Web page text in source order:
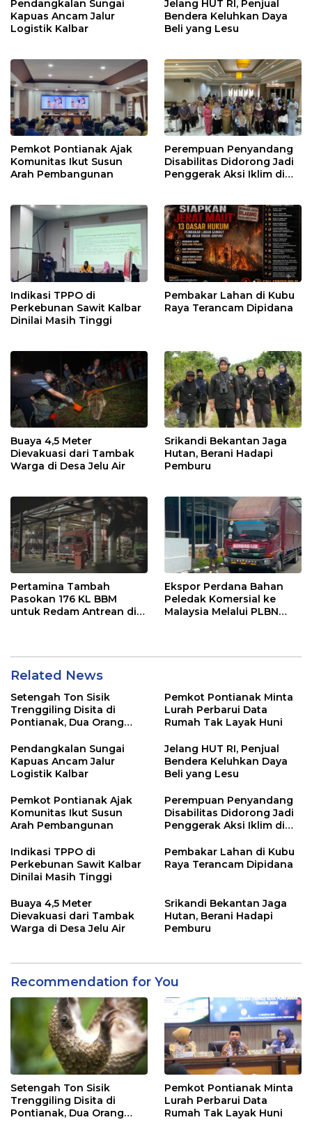
Pendangkalan Sungai
Kapuas Ancam Jalur
Logistik Kalbar
Jelang HUT RI, Penjual
Bendera Keluhkan Daya
Beli yang Lesu
Pemkot Pontianak Ajak
Komunitas Ikut Susun
Arah Pembangunan
Perempuan Penyandang
Disabilitas Didorong Jadi
Penggerak Aksi Iklim di
Indikasi TPPO di
Perkebunan Sawit Kalbar
Dinilai Masih Tinggi
Pembakar Lahan di Kubu
Raya Terancam Dipidana
Buaya 4,5 Meter
Dievakuasi dari Tambak
Warga di Desa Jelu Air
Srikandi Bekantan Jaga
Hutan, Berani Hadapi
Pemburu
Pertamina Tambah
Pasokan 176 KL BBM
untuk Redam Antrean di
Ekspor Perdana Bahan
Peledak Komersial ke
Malaysia Melalui PLBN
Related News
Setengah Ton Sisik
Trenggiling Disita di
Pontianak, Dua Orang
Pemkot Pontianak Minta
Lurah Perbarui Data
Rumah Tak Layak Huni
Pendangkalan Sungai
Kapuas Ancam Jalur
Logistik Kalbar
Jelang HUT RI, Penjual
Bendera Keluhkan Daya
Beli yang Lesu
Pemkot Pontianak Ajak
Komunitas Ikut Susun
Arah Pembangunan
Perempuan Penyandang
Disabilitas Didorong Jadi
Penggerak Aksi Iklim di
Indikasi TPPO di
Perkebunan Sawit Kalbar
Dinilai Masih Tinggi
Pembakar Lahan di Kubu
Raya Terancam Dipidana
Buaya 4,5 Meter
Dievakuasi dari Tambak
Warga di Desa Jelu Air
Srikandi Bekantan Jaga
Hutan, Berani Hadapi
Pemburu
Recommendation for You
Setengah Ton Sisik
Trenggiling Disita di
Pontianak, Dua Orang
Pemkot Pontianak Minta
Lurah Perbarui Data
Rumah Tak Layak Huni